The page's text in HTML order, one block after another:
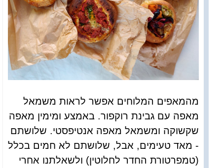
מהמאפים המלוחים אפשר לראות משמאל
מאפה עם גבינת רוקפור. באמצע ומימין מאפה
שקשוקה ומשמאל מאפה אנטיפסטי. שלושתם
- מאד טעימים, אבל, שלושתם לא חמים בכלל
(טמפרטורת החדר לחלוטין) ולשאלתנו אחרי